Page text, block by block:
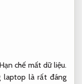
Hạn chế mất dữ liệu.
laptop là rất đáng